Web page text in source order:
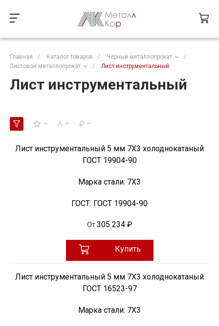
Главная / Каталог товаров / Черный металлопрокат
/
Листовой металлопрокат
/ Лист инструментальный
Лист инструментальный
Лист инструментальный 5 мм 7Х3 холоднокатаный
ГОСТ 19904-90
Марка стали: 7Х3
ГОСТ: ГОСТ 19904-90
От 305 234 ₽
Купить
Лист инструментальный 5 мм 7Х3 холоднокатаный
ГОСТ 16523-97
Марка стали: 7Х3